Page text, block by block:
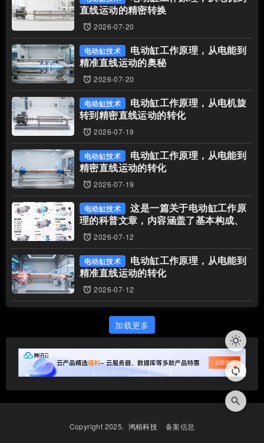
直线运动的精密转换
access_alarms 2026-07-20
电动缸技术
电动缸工作原理，从电能到
精准直线运动的奥秘
access_alarms 2026-07-20
电动缸技术
电动缸工作原理，从电机旋
转到精密直线运动的转化
access_alarms 2026-07-19
电动缸技术
电动缸工作原理，从电能到
精密直线运动的转化
access_alarms 2026-07-19
电动缸技术
这是一篇关于电动缸工作原
理的科普文章，内容涵盖了基本构成、
核心原理、技术优势以及常见应用场景
access_alarms 2026-07-12
电动缸技术
电动缸工作原理，从电能到
精准直线运动的转化
access_alarms 2026-07-12
加载更多
Copyright 2025. 鸿栢科技 备案信息
wb_sunny
loop
search